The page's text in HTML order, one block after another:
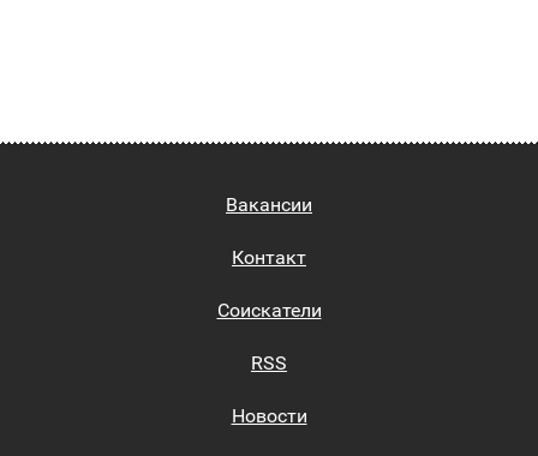
Вакансии
Контакт
Соискатели
RSS
Новости